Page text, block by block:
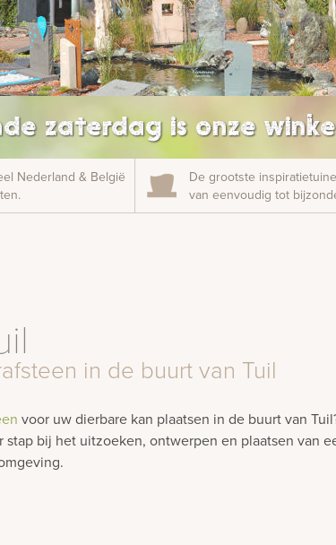
zaterdag is onze
Nederland & België
De grootste
van eenvoudig tot
in de buurt van Tuil
voor uw dierbare kan plaatsen in de buurt van
bij het uitzoeken, ontwerpen en plaatsen van